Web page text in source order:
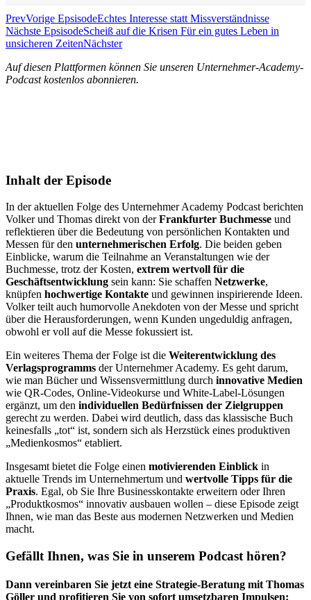
PrevVorige EpsisodeEchtes Interesse statt Missverständnisse
Nächste EpsisodeScheiß auf die Krisen Für ein gutes Leben in
unsicheren ZeitenNächster
Auf diesen Plattformen können Sie unseren Unternehmer-Academy-
Podcast kostenlos abonnieren.
Inhalt der Episode
In der aktuellen Folge des Unternehmer Academy Podcast berichten
Volker und Thomas direkt von derFrankfurter Buchmesse und
reflektieren über die Bedeutung von persönlichen Kontakten und
Messen für den unternehmerischen Erfolg. Die beiden geben
Einblicke, warum die Teilnahme an Veranstaltungen wie der
Buchmesse, trotz der Kosten, extrem wertvoll für die
Geschäftsentwicklung sein kann: Sie schaffen Netzwerke,
knüpfen hochwertige Kontakte und gewinnen inspirierende Ideen.
Volker teilt auch humorvolle Anekdoten von der Messe und spricht
über die Herausforderungen, wenn Kunden ungeduldig anfragen,
obwohl er voll auf die Messe fokussiert ist.
Ein weiteres Thema der Folge ist die Weiterentwicklung des
Verlagsprogramms der Unternehmer Academy. Es geht darum,
wie man Bücher und Wissensvermittlung durch innovative Medien
wie QR-Codes, Online-Videokurse und White-Label-Lösungen
ergänzt, um den individuellen Bedürfnissen der Zielgruppen
gerecht zu werden. Dabei wird deutlich, dass das klassische Buch
keinesfalls „tot“ ist, sondern sich als Herzstück eines produktiven
„Medienkosmos“ etabliert.
Insgesamt bietet die Folge einen motivierenden Einblick in
aktuelle Trends im Unternehmertum und wertvolle Tipps für die
Praxis. Egal, ob Sie Ihre Businesskontakte erweitern oder Ihren
„Produktkosmos“ innovativ ausbauen wollen – diese Episode zeigt
Ihnen, wie man das Beste aus modernen Netzwerken und Medien
macht.
Gefällt Ihnen, was Sie in unserem Podcast hören?
Dann vereinbaren Sie jetzt eine Strategie-Beratung mit Thomas
Göller und profitieren Sie von sofort umsetzbaren Impulsen: